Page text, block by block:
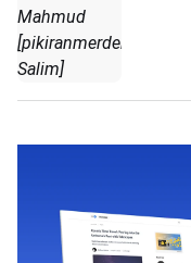
Mahmud
Salim]